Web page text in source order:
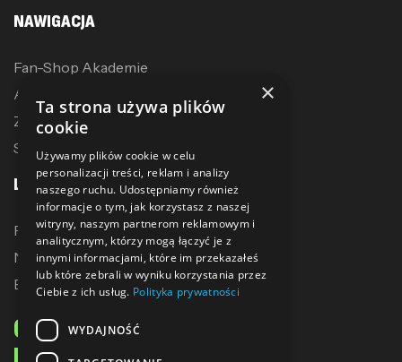
NAWIGACJA
Fan-Shop Akademie
Akcesoria treningowe
Zostań dystrybutorem
Sublimacja
LINKI
Promocje
Nowe produkty
Bestsellery
ODBIERZ 10% ZNIŻKI
×
Ta strona używa plików
cookie
Używamy plików cookie w celu
personalizacji treści, reklam i analizy
naszego ruchu. Udostępniamy również
informacje o tym, jak korzystasz z naszej
witryny, naszym partnerom reklamowym i
analitycznym, którzy mogą łączyć je z
innymi informacjami, które im przekazałeś
lub które zebrali w wyniku korzystania przez
Ciebie z ich usług. Polityka prywatności
WYDAJNOŚĆ